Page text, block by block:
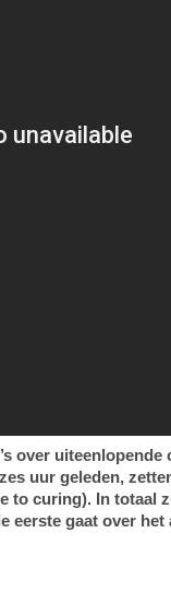
over
uur geleden,
to curing). In totaal
eerste gaat over